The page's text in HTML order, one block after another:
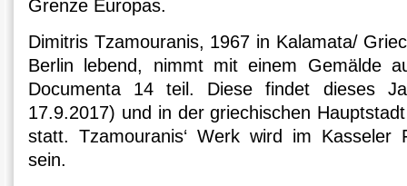
Grenze Europas.
Dimitris Tzamouranis, 1967 in Kalamata/
Berlin lebend, nimmt mit einem Gemälde
Documenta 14 teil. Diese findet dieses
17.9.2017) und in der griechischen
statt. Tzamouranis‘ Werk wird im Kasseler
sein.